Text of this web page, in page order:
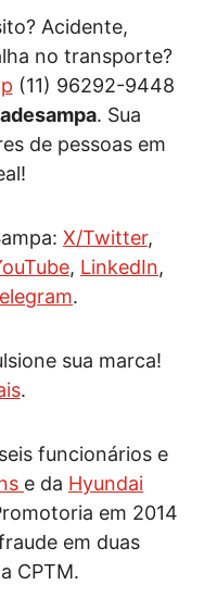
Acidente,
no transporte?
(11) 96292-9448
. Sua
de pessoas em
X/Twitter,
, LinkedIn,
.
sua marca!
.
funcionários e
e da Hyundai
em 2014
em duas
CPTM.